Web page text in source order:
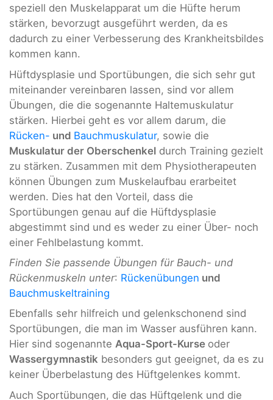
speziell den Muskelapparat um die Hüfte herum
stärken, bevorzugt ausgeführt werden, da es
dadurch zu einer Verbesserung des Krankheitsbildes
kommen kann.
Hüftdysplasie und Sportübungen, die sich sehr gut
miteinander vereinbaren lassen, sind vor allem
Übungen, die die sogenannte Haltemuskulatur
stärken. Hierbei geht es vor allem darum, die
Rücken- und Bauchmuskulatur, sowie die
Muskulatur der Oberschenkel durch Training gezielt
zu stärken. Zusammen mit dem Physiotherapeuten
können Übungen zum Muskelaufbau erarbeitet
werden. Dies hat den Vorteil, dass die
Sportübungen genau auf die Hüftdysplasie
abgestimmt sind und es weder zu einer Über- noch
einer Fehlbelastung kommt.
Finden Sie passende Übungen für Bauch- und
Rückenmuskeln unter: Rückenübungen und
Bauchmuskeltraining
Ebenfalls sehr hilfreich und gelenkschonend sind
Sportübungen, die man im Wasser ausführen kann.
Hier sind sogenannte Aqua-Sport-Kurse oder
Wassergymnastik besonders gut geeignet, da es zu
keiner Überbelastung des Hüftgelenkes kommt.
Auch Sportübungen, die das Hüftgelenk und die